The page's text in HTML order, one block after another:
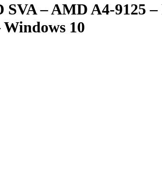
– AMD A4-9125
10